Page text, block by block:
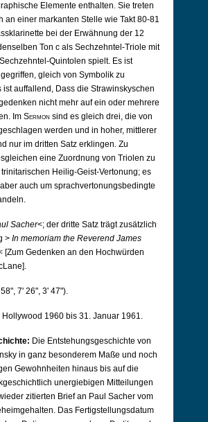
Elemente enthalten. Sie treten
an einer markanten Stelle wie Takt 80-81
bei der Erwähnung der 12
Ton c als Sechzehntel-Triole mit
Quintolen spielt. Es ist
gleich von Symbolik zu
ist auffallend, Dass die Strawinskyschen
nicht mehr auf ein oder mehrere
Im Sermon sind es gleich drei, die von
werden und in hoher, mittlerer
nur im dritten Satz erklingen. Zu
eine Zuordnung von Triolen zu
Heilig-Geist-Vertonung; es
auch um sprachvertonungsbedingte
Sacher<; der dritte Satz trägt zusätzlich
> In memoriam the Reverend James
[Zum Gedenken an den Hochwürden
7' 26", 3' 47").
Hollywood 1960 bis 31. Januar 1961.
Die Entstehungsgeschichte von
in ganz besonderem Maße und noch
Gewohnheiten hinaus bis auf die
unergiebigen Mitteilungen
zitierten Brief an Paul Sacher vom
Das Fertigstellungsdatum